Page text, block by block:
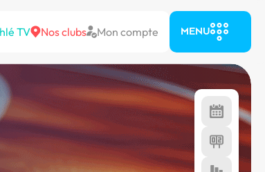
TV Nos clubs Mon compte MENU